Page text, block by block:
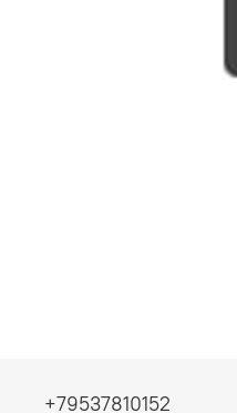
+79537810152